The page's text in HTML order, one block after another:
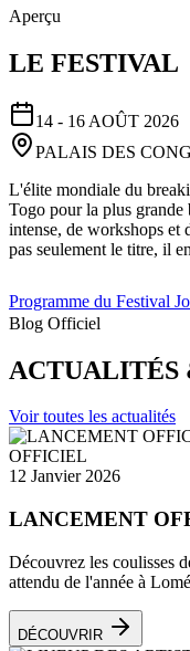
Aperçu
LE FESTIVAL
14 - 16 AOÛT 2026
PALAIS DES
L'élite mondiale du
Togo pour la plus
intense, de workshops et
pas seulement le titre, il
Programme du Festival
Blog Officiel
ACTUALITÉS
Voir toutes les actualités
OFFICIEL
12 Janvier 2026
LANCEMENT
Découvrez les coulisses
attendu de l'année à
DÉCOUVRIR